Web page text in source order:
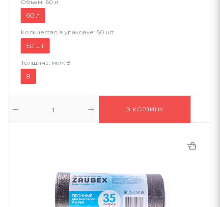
Объем: 60 л
60 л
Количество в упаковке: 50 шт
50 шт
Толщина, мкм: 8
8
В КОРЗИНУ